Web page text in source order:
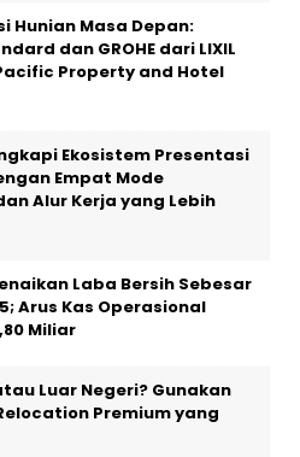
Hunian Masa Depan:
dan GROHE dari LIXIL
Property and Hotel
Ekosistem Presentasi
Empat Mode
Alur Kerja yang Lebih
Laba Bersih Sebesar
Arus Kas Operasional
Miliar
Luar Negeri? Gunakan
Premium yang